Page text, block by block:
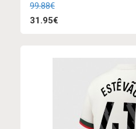
99.88€
31.95€